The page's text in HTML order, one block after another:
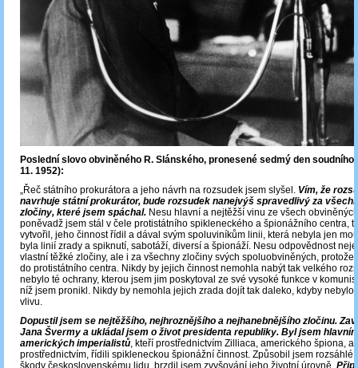
Poslední slovo obviněného R. Slánského, pronesené sedmý den soudního
11. 1952):
„Řeč státního prokurátora a jeho návrh na rozsudek jsem slyšel. Vím, že
navrhuje státní prokurátor, bude rozsudek nanejvýš spravedlivý za
zločiny, které jsem spáchal. Nesu hlavní a nejtěžší vinu ze všech
poněvadž jsem stál v čele protistátního spikleneckého a špionážního centra,
vytvořil, jeho činnost řídil a dával svým spoluviníkům linii, která nebyla jen
byla linií zrady a spiknutí, sabotáží, diversí a špionáží. Nesu odpovědnost
vlastní těžké zločiny, ale i za všechny zločiny svých spoluobviněných, protože
do protistátního centra. Nikdy by jejich činnost nemohla nabýt tak velkého
nebylo té ochrany, kterou jsem jim poskytoval ze své vysoké funkce v
níž jsem pronikl. Nikdy by nemohla jejich zrada dojít tak daleko, kdyby nebylo
vlivu.
Dopustil jsem se nejtěžšího, nejhroznějšího a nejhanebnějšího zločinu.
Jana Švermy a ukládal jsem o život presidenta republiky. Byl jsem
amerických imperialistů, kteří prostřednictvím Zilliaca, amerického špiona, a
prostřednictvím, řídili spikleneckou špionážní činnost. Způsobil jsem rozsáhlé